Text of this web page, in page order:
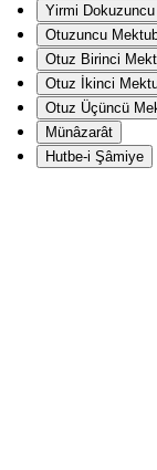
Yirmi
Otuzuncu
Otuz Birinci
Otuz İkinci
Otuz Üçüncü
Münâzarât
Hutbe-i Şâmiye